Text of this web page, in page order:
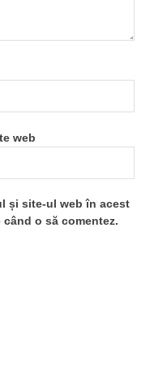
web
și site-ul web în acest
o să comentez.